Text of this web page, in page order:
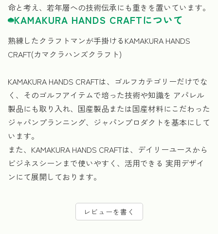
命と考え、若年層への技術伝承にも重きを置いています。
KAMAKURA HANDS CRAFTについて
熟練したクラフトマンが手掛けるKAMAKURA HANDS
CRAFT(カマクラハンズクラフト)
KAMAKURA HANDS CRAFTは、ゴルフカテゴリーだけでな
く、そのゴルフアイテムで培った技術や知識を アパレル
製品にも取り入れ、国産製品または国産材料にこだわった
ジャパンプランニング、ジャパンプロダクトを基本にして
います。
また、KAMAKURA HANDS CRAFTは、デイリーユースから
ビジネスシーンまで使いやすく、活用できる 実用デザイ
ンにて展開しております。
レビューを書く